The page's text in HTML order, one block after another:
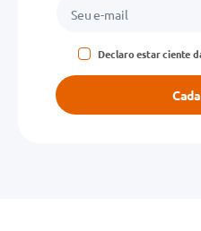
Declaro estar ciente